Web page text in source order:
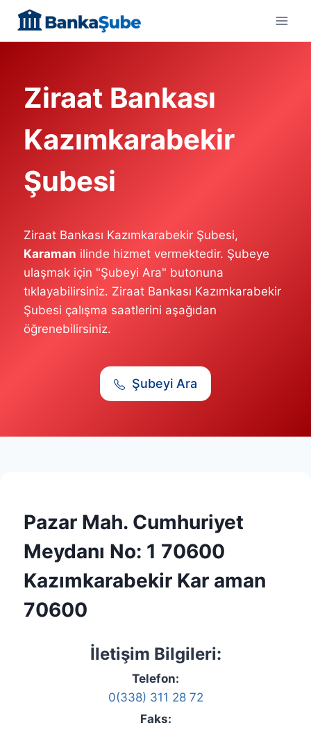
content
Ziraat Bankası
Kazımkarabekir
Şubesi
Ziraat Bankası Kazımkarabekir Şubesi,
Karaman ilinde hizmet vermektedir. Şubeye
ulaşmak için "Şubeyi Ara" butonuna
tıklayabilirsiniz. Ziraat Bankası Kazımkarabekir
Şubesi çalışma saatlerini aşağıdan
öğrenebilirsiniz.
Şubeyi Ara
Pazar Mah. Cumhuriyet
Meydanı No: 1 70600
Kazımkarabekir Kar aman
70600
İletişim Bilgileri:
Telefon:
0(338) 311 28 72
Faks: